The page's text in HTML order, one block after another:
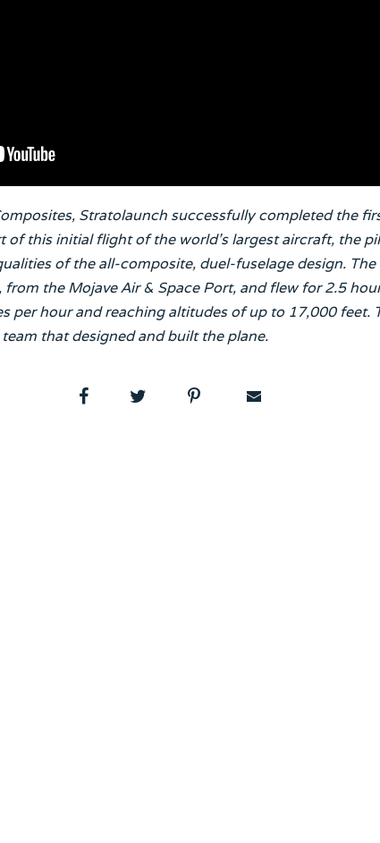
Stratolaunch successfully completed the
of this initial flight of the world’s largest aircraft, the
of the all-composite, duel-fuselage design.
the Mojave Air & Space Port, and flew for 2.5
per hour and reaching altitudes of up to 17,000 feet.
that designed and built the plane.